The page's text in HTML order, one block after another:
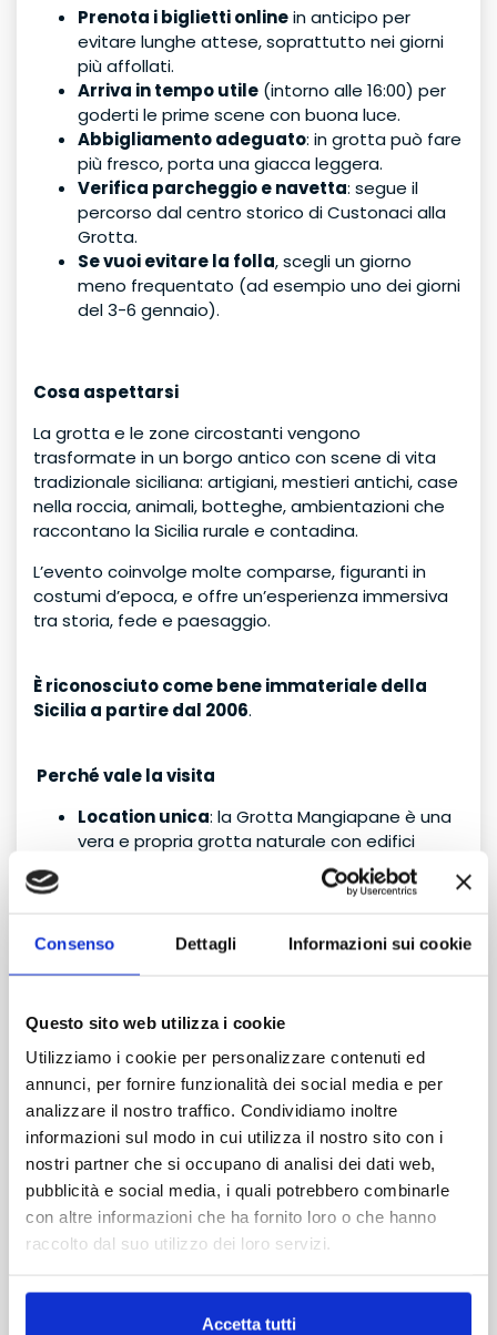
Consenso Dettagli Informazioni sui cookie
Questo sito web utilizza i cookie
Utilizziamo i cookie per personalizzare contenuti ed
annunci, per fornire funzionalità dei social media e per
analizzare il nostro traffico. Condividiamo inoltre
informazioni sul modo in cui utilizza il nostro sito con i
nostri partner che si occupano di analisi dei dati web,
pubblicità e social media, i quali potrebbero combinarle
con altre informazioni che ha fornito loro o che hanno
raccolto dal suo utilizzo dei loro servizi.
Accetta tutti
Prenota i biglietti onlinein anticipo per
evitare lunghe attese, soprattutto nei giorni
più affollati.
Arriva in tempo utile (intorno alle 16:00) per
goderti le prime scene con buona luce.
Abbigliamento adeguato: in grotta può fare
più fresco, porta una giacca leggera.
Verifica parcheggio e navetta: segue il
percorso dal centro storico di Custonaci alla
Grotta.
Se vuoi evitare la folla, scegli un giorno
meno frequentato (ad esempio uno dei giorni
del 3-6 gennaio).
Cosa aspettarsi
La grotta e le zone circostanti vengono
trasformate in un borgo antico con scene di vita
tradizionale siciliana: artigiani, mestieri antichi, case
nella roccia, animali, botteghe, ambientazioni che
raccontano la Sicilia rurale e contadina.
L’evento coinvolge molte comparse, figuranti in
costumi d’epoca, e offre un’esperienza immersiva
tra storia, fede e paesaggio.
È riconosciuto come bene immateriale della
Sicilia a partire dal 2006.
Perché vale la visita
Location unica: la Grotta Mangiapane è una
vera e propria grotta naturale con edifici
scavati nella roccia, scenografia straordinaria
Esperienza culturale e turistica: permette
e un evento natalizio memorabile.
Ottimo per famiglie: bambini e adulti
possono vivere un Natale in un contesto non
commerciale, immersi nella tradizione.
Come arrivare a Custonaci dall'aeroporto di
Palermo
In auto a noleggio
seconda del percorso, con un tempo di
percorrenza di circa 1 ora‑1 ora 30 minuti
TRANSFER
senza attesa
TRANSFER
con attesa o collettivo